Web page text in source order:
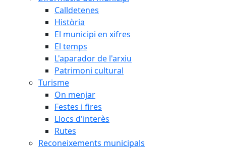
Calldetenes
Història
El municipi en xifres
El temps
L'aparador de l'arxiu
Patrimoni cultural
Turisme
On menjar
Festes i fires
Llocs d'interès
Rutes
Reconeixements municipals